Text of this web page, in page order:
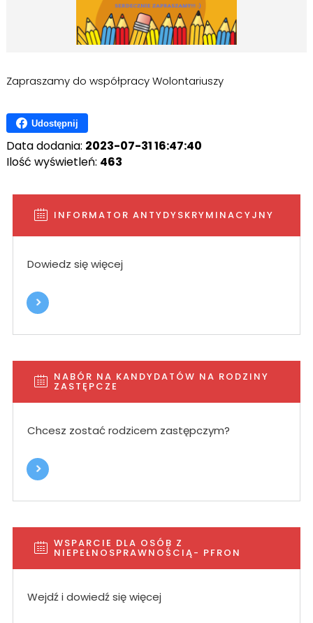
Zapraszamy do współpracy Wolontariuszy
Udostępnij
Data dodania: 2023-07-31 16:47:40
Ilość wyświetleń: 463
INFORMATOR ANTYDYSKRYMINACYJNY
Dowiedz się więcej
NABÓR NA KANDYDATÓW NA RODZINY
ZASTĘPCZE
Chcesz zostać rodzicem zastępczym?
WSPARCIE DLA OSÓB Z
NIEPEŁNOSPRAWNOŚCIĄ- PFRON
Wejdź i dowiedź się więcej